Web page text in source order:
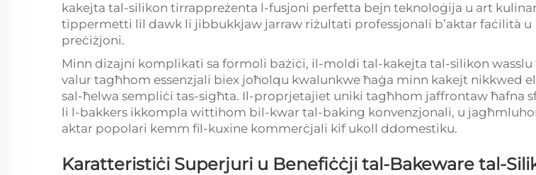
kakejta tal-silikon tirrappreżenta l-fusjoni perfetta bejn teknoloġija u art
tippermetti lil dawk li jibbukkjaw jarraw riżultati professjonali b’aktar faċilità u
preċiżjoni.
Minn dizajni komplikati sa formoli bażiċi, il-moldi tal-kakejta tal-silikon wasslu
valur tagħhom essenzjali biex joħolqu kwalunkwe ħaġa minn kakejt nikkwed
sal-ħelwa sempliċi tas-sigħta. Il-proprjetajiet uniki tagħhom jaffrontaw ħafna
li l-bakkers ikkompla wittihom bil-kwar tal-baking konvenzjonali, u
aktar popolari kemm fil-kuxine kommerċjali kif ukoll ddomestiku.
Karatteristiċi Superjuri u Benefiċċji tal-Bakeware tal-